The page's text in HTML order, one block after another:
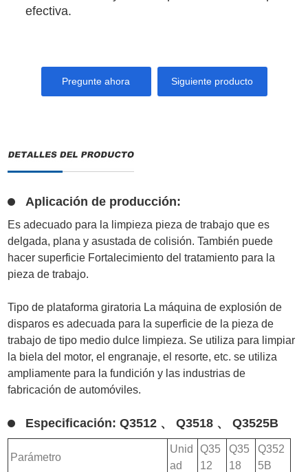
efectiva.
Pregunte ahora Siguiente producto
Aplicación de producción:
Es adecuado para la limpieza pieza de trabajo que es
delgada, plana y asustada de colisión. También puede
hacer superficie Fortalecimiento del tratamiento para la
pieza de trabajo.
Tipo de plataforma giratoria La máquina de explosión de
disparos es adecuada para la superficie de la pieza de
trabajo de tipo medio dulce limpieza. Se utiliza para limpiar
la biela del motor, el engranaje, el resorte, etc. se utiliza
ampliamente para la fundición y las industrias de
fabricación de automóviles.
Especificación: Q3512 、 Q3518 、 Q3525B
Parámetro
Unid
ad
Q35
12
Q35
18
Q352
5B